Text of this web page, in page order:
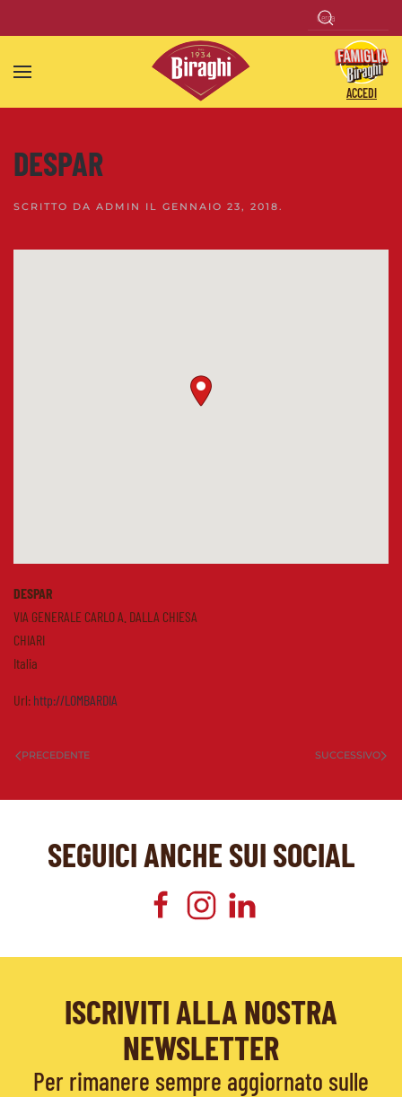
Skip to main content
ACCEDI
DESPAR
SCRITTO DA ADMIN IL GENNAIO 23, 2018.
DESPAR
VIA GENERALE CARLO A. DALLA CHIESA
CHIARI
Italia
Url: http://LOMBARDIA
PRECEDENTE SUCCESSIVO
SEGUICI ANCHE SUI SOCIAL
ISCRIVITI ALLA NOSTRA
NEWSLETTER
Per rimanere sempre aggiornato sulle